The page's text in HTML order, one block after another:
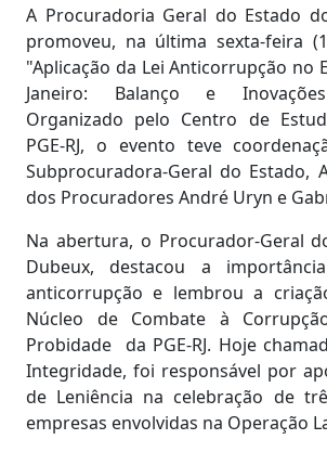
Corpo
A Procuradoria Geral do Estado
promoveu, na última sexta-feira
"Aplicação da Lei Anticorrupção no
Janeiro: Balanço e
Organizado pelo Centro de
PGE-RJ, o evento teve
Subprocuradora-Geral do Estado,
dos Procuradores André Uryn e
Na abertura, o Procurador-Geral
Dubeux, destacou a
anticorrupção e lembrou a
Núcleo de Combate à
Probidade da PGE-RJ. Hoje
Integridade, foi responsável por
de Leniência na celebração de
empresas envolvidas na Operação